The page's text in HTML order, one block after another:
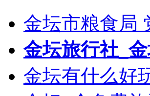
金坛市粮食局
金坛旅行社_
金坛有什么好